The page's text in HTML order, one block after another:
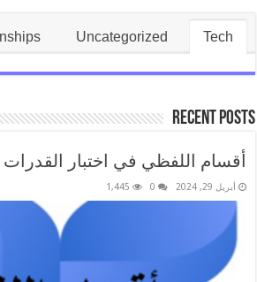
Tech
Uncategorized
Recent Posts
أقسام اللفظي في اختبار القدرات
أبريل 29, 2024 0
1,445